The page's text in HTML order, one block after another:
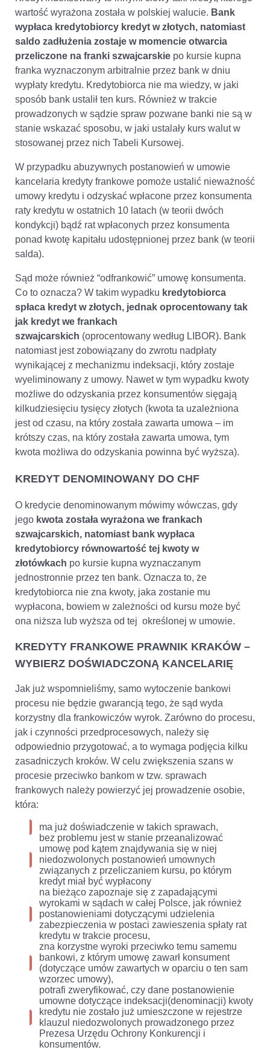
wartość wyrażona została w polskiej walucie. Bank
wypłaca kredytobiorcy kredyt w złotych, natomiast
saldo zadłużenia zostaje w momencie otwarcia
przeliczone na franki szwajcarskie po kursie kupna
franka wyznaczonym arbitralnie przez bank w dniu
wypłaty kredytu. Kredytobiorca nie ma wiedzy, w jaki
sposób bank ustalił ten kurs. Również w trakcie
prowadzonych w sądzie spraw pozwane banki nie są w
stanie wskazać sposobu, w jaki ustalały kurs walut w
stosowanej przez nich Tabeli Kursowej.
W przypadku abuzywnych postanowień w umowie
kancelaria kredyty frankowe pomoże ustalić nieważność
umowy kredytu i odzyskać wpłacone przez konsumenta
raty kredytu w ostatnich 10 latach (w teorii dwóch
kondykcji) bądź rat wpłaconych przez konsumenta
ponad kwotę kapitału udostępnionej przez bank (w teorii
salda).
Sąd może również “odfrankowić” umowę konsumenta.
Co to oznacza? W takim wypadku kredytobiorca
spłaca kredyt w złotych, jednak oprocentowany tak
jak kredyt we frankach
szwajcarskich (oprocentowany według LIBOR). Bank
natomiast jest zobowiązany do zwrotu nadpłaty
wynikającej z mechanizmu indeksacji, który zostaje
wyeliminowany z umowy. Nawet w tym wypadku kwoty
możliwe do odzyskania przez konsumentów sięgają
kilkudziesięciu tysięcy złotych (kwota ta uzależniona
jest od czasu, na który została zawarta umowa – im
krótszy czas, na który została zawarta umowa, tym
kwota możliwa do odzyskania powinna być wyższa).
KREDYT DENOMINOWANY DO CHF
O kredycie denominowanym mówimy wówczas, gdy
jego kwota została wyrażona we frankach
szwajcarskich, natomiast bank wypłaca
kredytobiorcy równowartość tej kwoty w
złotówkach po kursie kupna wyznaczanym
jednostronnie przez ten bank. Oznacza to, że
kredytobiorca nie zna kwoty, jaka zostanie mu
wypłacona, bowiem w zależności od kursu może być
ona niższa lub wyższa od tej określonej w umowie.
KREDYTY FRANKOWE PRAWNIK KRAKÓW –
WYBIERZ DOŚWIADCZONĄ KANCELARIĘ
Jak już wspomnieliśmy, samo wytoczenie bankowi
procesu nie będzie gwarancją tego, że sąd wyda
korzystny dla frankowiczów wyrok. Zarówno do procesu,
jak i czynności przedprocesowych, należy się
odpowiednio przygotować, a to wymaga podjęcia kilku
zasadniczych kroków. W celu zwiększenia szans w
procesie przeciwko bankom w tzw. sprawach
frankowych należy powierzyć jej prowadzenie osobie,
która:
ma już doświadczenie w takich sprawach,
bez problemu jest w stanie przeanalizować
umowę pod kątem znajdywania się w niej
niedozwolonych postanowień umownych
związanych z przeliczaniem kursu, po którym
kredyt miał być wypłacony
na bieżąco zapoznaje się z zapadającymi
wyrokami w sądach w całej Polsce, jak również
postanowieniami dotyczącymi udzielenia
zabezpieczenia w postaci zawieszenia spłaty rat
kredytu w trakcie procesu,
zna korzystne wyroki przeciwko temu samemu
bankowi, z którym umowę zawarł konsument
(dotyczące umów zawartych w oparciu o ten sam
wzorzec umowy),
potrafi zweryfikować, czy dane postanowienie
umowne dotyczące indeksacji(denominacji) kwoty
kredytu nie zostało już umieszczone w rejestrze
klauzul niedozwolonych prowadzonego przez
Prezesa Urzędu Ochrony Konkurencji i
konsumentów.